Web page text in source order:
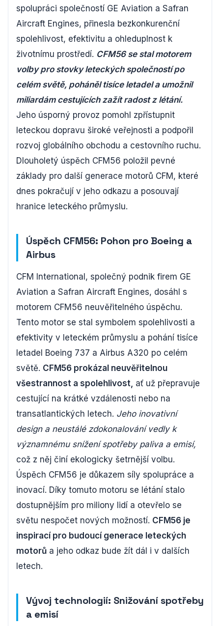
spolupráci společností GE Aviation a Safran
Aircraft Engines, přinesla bezkonkurenční
spolehlivost, efektivitu a ohleduplnost k
životnímu prostředí. CFM56 se stal motorem
volby pro stovky leteckých společností po
celém světě, poháněl tisíce letadel a umožnil
miliardám cestujících zažít radost z létání.
Jeho úsporný provoz pomohl zpřístupnit
leteckou dopravu široké veřejnosti a podpořil
rozvoj globálního obchodu a cestovního ruchu.
Dlouholetý úspěch CFM56 položil pevné
základy pro další generace motorů CFM, které
dnes pokračují v jeho odkazu a posouvají
hranice leteckého průmyslu.
Úspěch CFM56: Pohon pro Boeing a
Airbus
CFM International, společný podnik firem GE
Aviation a Safran Aircraft Engines, dosáhl s
motorem CFM56 neuvěřitelného úspěchu.
Tento motor se stal symbolem spolehlivosti a
efektivity v leteckém průmyslu a pohání tisíce
letadel Boeing 737 a Airbus A320 po celém
světě. CFM56 prokázal neuvěřitelnou
všestrannost a spolehlivost, ať už přepravuje
cestující na krátké vzdálenosti nebo na
transatlantických letech. Jeho inovativní
design a neustálé zdokonalování vedly k
významnému snížení spotřeby paliva a emisí,
což z něj činí ekologicky šetrnější volbu.
Úspěch CFM56 je důkazem síly spolupráce a
inovací. Díky tomuto motoru se létání stalo
dostupnějším pro miliony lidí a otevřelo se
světu nespočet nových možností. CFM56 je
inspirací pro budoucí generace leteckých
motorů a jeho odkaz bude žít dál i v dalších
letech.
Vývoj technologií: Snižování spotřeby
a emisí